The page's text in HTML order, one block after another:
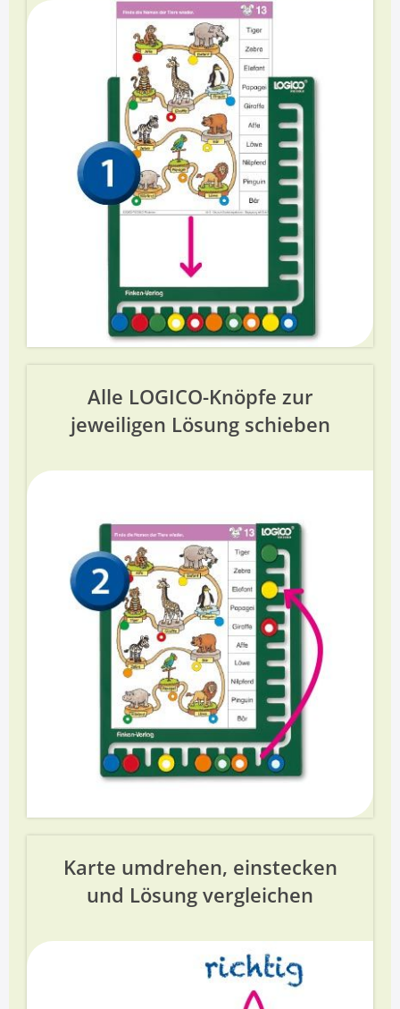
Alle LOGICO-Knöpfe zur
jeweiligen Lösung schieben
Karte umdrehen, einstecken
und Lösung vergleichen